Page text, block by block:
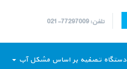
تلفن: 77297009-021
دستگاه تصفیه بر اساس مشکل آب